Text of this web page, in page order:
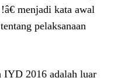
menjadi kata awal
pelaksanaan
IYD 2016 adalah luar